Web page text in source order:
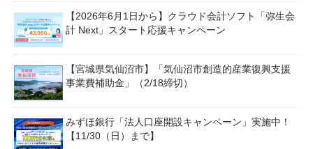
【2026年6月1日から】クラウド会計ソフト「弥生会
計 Next」スタート応援キャンペーン
【宮城県気仙沼市】「気仙沼市創造的産業復興支援
事業費補助金」（2/18締切）
みずほ銀行「法人口座開設キャンペーン」実施中！
【11/30（日）まで】